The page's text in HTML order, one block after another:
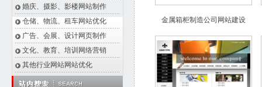
婚庆、摄影、影楼网站制作
仓储、物流、租车网站优化
广告、会展、设计网页制作
文化、教育、培训网络营销
其他行业网站网站优化
金属箱柜制造公司网站建设